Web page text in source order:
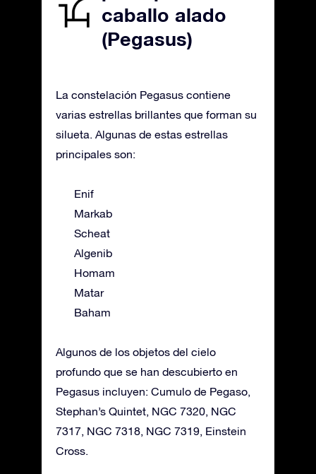
caballo alado
(Pegasus)
La constelación Pegasus contiene
varias estrellas brillantes que forman su
silueta. Algunas de estas estrellas
principales son:
Enif
Markab
Scheat
Algenib
Homam
Matar
Baham
Algunos de los objetos del cielo
profundo que se han descubierto en
Pegasus incluyen: Cumulo de Pegaso,
Stephan’s Quintet, NGC 7320, NGC
7317, NGC 7318, NGC 7319, Einstein
Cross.